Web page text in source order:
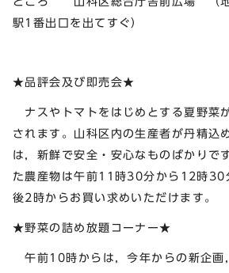
駅1番出口を出てすぐ）
★品評会及び即売会★
ナスやトマトをはじめとする夏野菜
されます。山科区内の生産者が丹精込
は，新鮮で安全・安心なものばかりで
た農産物は午前11時30分から12時30
後2時からお買い求めいただけます。
★野菜の詰め放題コーナー★
午前10時からは，今年からの新企画